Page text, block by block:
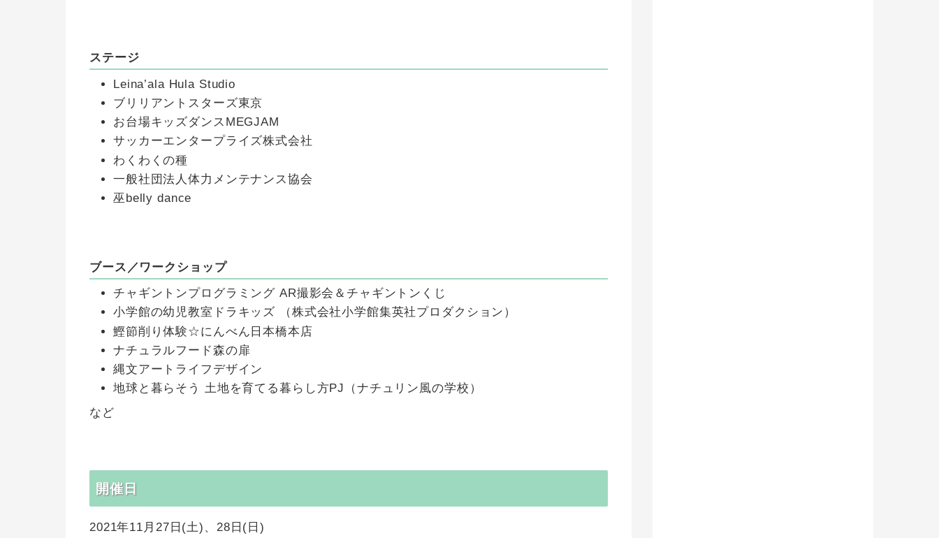
ステージ
Leina’ala Hula Studio
ブリリアントスターズ東京
お台場キッズダンスMEGJAM
サッカーエンタープライズ株式会社
わくわくの種
一般社団法人体力メンテナンス協会
巫belly dance
ブース／ワークショップ
チャギントンプログラミング AR撮影会＆チャギントンくじ
小学館の幼児教室ドラキッズ （株式会社小学館集英社プロダクション）
鰹節削り体験☆にんべん日本橋本店
ナチュラルフード森の扉
縄文アートライフデザイン
地球と暮らそう 土地を育てる暮らし方PJ（ナチュリン風の学校）
など
開催日
2021年11月27日(土)、28日(日)